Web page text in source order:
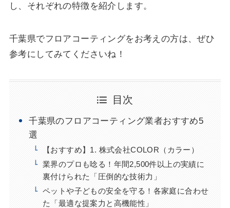
し、それぞれの特徴を紹介します。
千葉県でフロアコーティングをお考えの方は、ぜひ
参考にしてみてくださいね！
目次
千葉県のフロアコーティング業者おすすめ5
選
【おすすめ】1. 株式会社COLOR（カラー）
業界のプロも唸る！年間2,500件以上の実績に
裏付けられた「圧倒的な技術力」
ペットや子どもの安全を守る！各家庭に合わせ
た「最適な提案力と高機能性」